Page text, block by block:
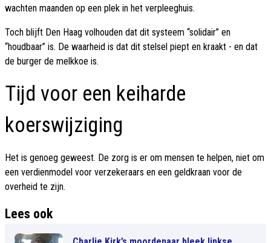
wachten maanden op een plek in het verpleeghuis.
Toch blijft Den Haag volhouden dat dit systeem “solidair” en
“houdbaar” is. De waarheid is dat dit stelsel piept en kraakt - en dat
de burger de melkkoe is.
Tijd voor een keiharde
koerswijziging
Het is genoeg geweest. De zorg is er om mensen te helpen, niet om
een verdienmodel voor verzekeraars en een geldkraan voor de
overheid te zijn.
Lees ook